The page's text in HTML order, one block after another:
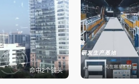
命中2个镜头